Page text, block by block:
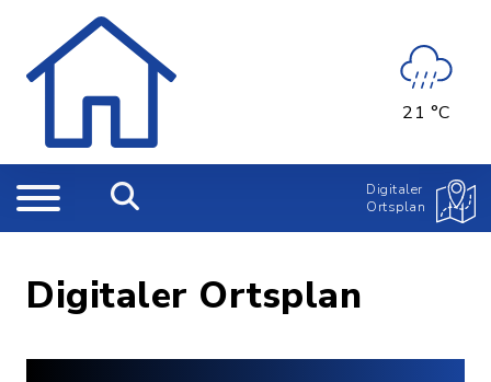
21 °C
Digitaler
Ortsplan
Digitaler Ortsplan